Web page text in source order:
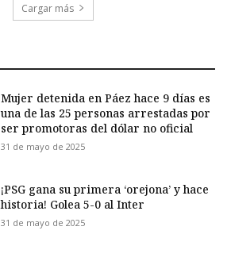
Cargar más
Mujer detenida en Páez hace 9 días es
una de las 25 personas arrestadas por
ser promotoras del dólar no oficial
31 de mayo de 2025
¡PSG gana su primera ‘orejona’ y hace
historia! Golea 5-0 al Inter
31 de mayo de 2025